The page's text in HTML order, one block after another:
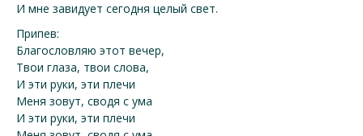
И мне завидует сегодня целый свет.
Припев:
Благословляю этот вечер,
Твои глаза, твои слова,
И эти руки, эти плечи
Меня зовут, сводя с ума
И эти руки, эти плечи